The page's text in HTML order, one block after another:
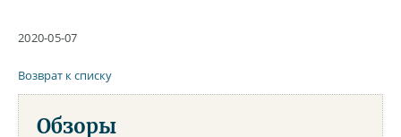
2020-05-07
Возврат к списку
Обзоры